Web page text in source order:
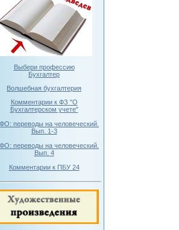
Выбери профессию
Бухгалтер
Волшебная бухгалтерия
Комментарии к ФЗ "О
Бухгалтерском учете"
переводы на человеческий.
Вып. 1-3
переводы на человеческий.
Вып. 4
Комментарии к ПБУ 24